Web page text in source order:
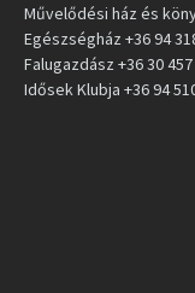
Művelődési ház és
Egészségház +36 94
Falugazdász +36 30 457
Idősek Klubja +36 94